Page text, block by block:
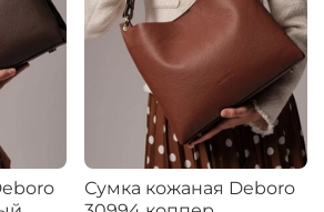
Сумка кожаная Deboro